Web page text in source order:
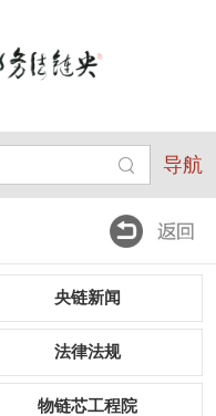
导航
央链新闻
法律法规
物链芯工程院